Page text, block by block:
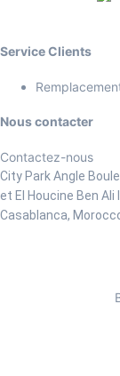
Service Clients
Nous contacter
Contactez-nous
City Park Angle
et El Houcine Ben Ali
Casablanca,